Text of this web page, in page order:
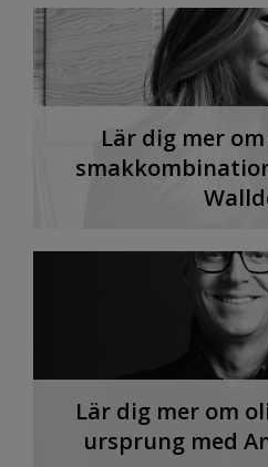
Lär dig mer
Lär dig mer om
ursprung med